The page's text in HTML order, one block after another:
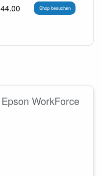
Shop besuchen
WorkForce